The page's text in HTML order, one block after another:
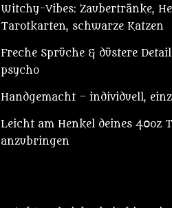
Witchy-Vibes: Zaubertränke,
Tarotkarten, schwarze Katzen
Freche Sprüche & düstere
psycho
Handgemacht – individuell,
Leicht am Henkel deines 40oz
anzubringen